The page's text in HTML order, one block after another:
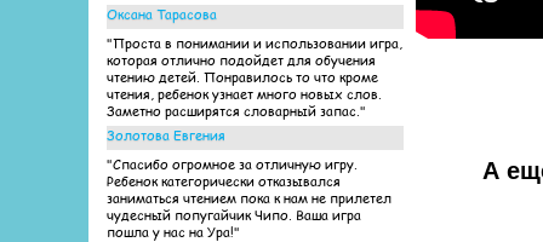
Оксана Тарасова
"Проста в понимании и использовании игра,
которая отлично подойдет для обучения
чтению детей. Понравилось то что кроме
чтения, ребенок узнает много новых слов.
Заметно расширятся словарный запас."
Золотова Евгения
"Спасибо огромное за отличную игру.
Ребенок категорически отказывался
заниматься чтением пока к нам не прилетел
чудесный попугайчик Чипо. Ваша игра
пошла у нас на Ура!"
А